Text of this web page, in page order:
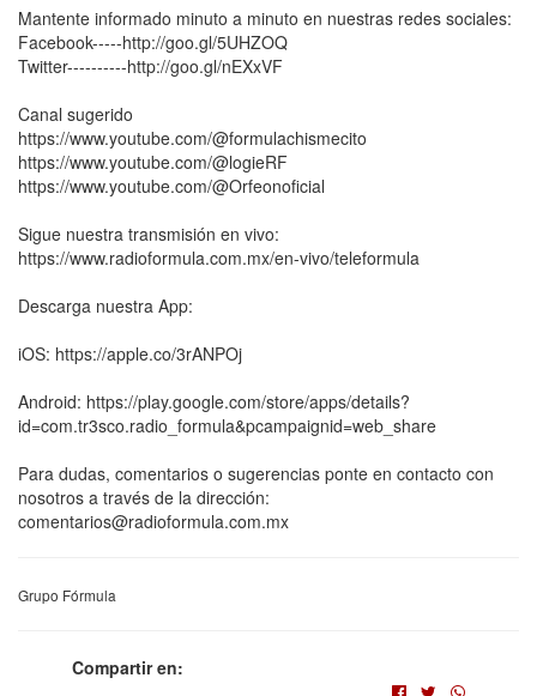
Mantente informado minuto a minuto en nuestras redes sociales:
Facebook-----http://goo.gl/5UHZOQ
Twitter----------http://goo.gl/nEXxVF
Canal sugerido
https://www.youtube.com/@formulachismecito
https://www.youtube.com/@logieRF
https://www.youtube.com/@Orfeonoficial
Sigue nuestra transmisión en vivo:
https://www.radioformula.com.mx/en-vivo/teleformula
Descarga nuestra App:
iOS: https://apple.co/3rANPOj
Android: https://play.google.com/store/apps/details?
id=com.tr3sco.radio_formula&pcampaignid=web_share
Para dudas, comentarios o sugerencias ponte en contacto con
nosotros a través de la dirección:
comentarios@radioformula.com.mx
Grupo Fórmula
Compartir en: